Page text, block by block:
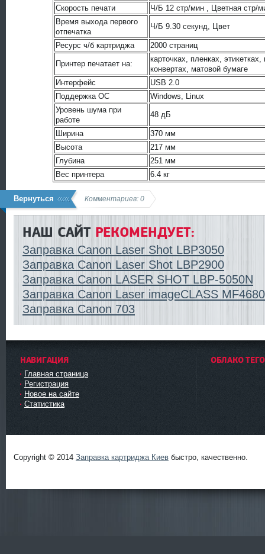
Скорость печати
Ч/Б 12 стр/мин , Цветная стр/
Время выхода первого
отпечатка
Ч/Б 9.30 секунд, Цвет
Ресурс ч/б картриджа 2000 страниц
Принтер печатает на:
карточках, пленках,
конвертах, матовой бумаге
Интерфейс
USB 2.0
Поддержка ОС
Windows, Linux
Уровень шума при
работе
48 дБ
Ширина
370 мм
Высота
217 мм
Глубина
251 мм
Вес принтера
6.4 кг
Вернуться Комментариев: 0
НАШ САЙТРЕКОМЕНДУЕТ:
Заправка Canon Laser Shot LBP3050
Заправка Canon Laser Shot LBP2900
Заправка Canon LASER SHOT LBP-5050N
Заправка Canon Laser imageCLASS MF4680
Заправка Canon 703
НАВИГАЦИЯ
Главная страница
Регистрация
Новое на сайте
Статистика
ОБЛАКО
Copyright © 2014 Заправка картриджа Киев быстро, качественно.